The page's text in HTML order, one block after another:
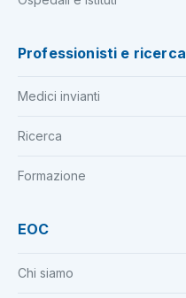
Professionisti e ricerca
Medici invianti
Ricerca
Formazione
EOC
Chi siamo